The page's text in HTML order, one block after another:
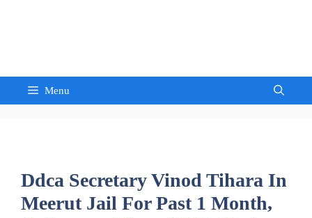
Menu
Ddca Secretary Vinod Tihara In
Meerut Jail For Past 1 Month,